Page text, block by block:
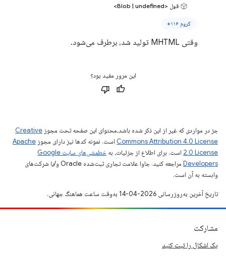
قول <Blob | undefined>
کروم ۱۱۶+
وقتی MHTML تولید شد، برطرف می‌شود.
این مرور مفید بود؟
جز در مواردی که غیر از این ذکر شده باشد،‌محتوای این صفحه تحت مجوز Creative
Commons Attribution 4.0 License است. نمونه کدها نیز دارای مجوز Apache
2.0 License است. برای اطلاع از جزئیات، به
خطمشی‌های سایت Google
Developers‏
مراجعه کنید. جاوا علامت تجاری ثبت‌شده Oracle و/یا شرکت‌های
وابسته به آن است.
تاریخ آخرین به‌روزرسانی 2026-04-14 به‌وقت ساعت هماهنگ جهانی.
مشارکت
یک اشکال را ثبت کنید